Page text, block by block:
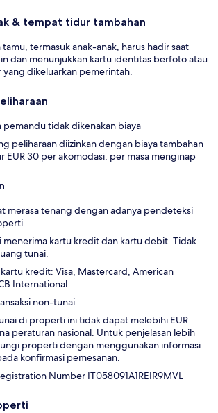
& tempat tidur tambahan
tamu, termasuk anak-anak, harus hadir saat
dan menunjukkan kartu identitas berfoto atau
yang dikeluarkan pemerintah.
pemandu tidak dikenakan biaya
peliharaan diizinkan dengan biaya tambahan
EUR 30 per akomodasi, per masa menginap
merasa tenang dengan adanya pendeteksi
menerima kartu kredit dan kartu debit. Tidak
tunai.
kredit: Visa, Mastercard, American
International
non-tunai.
di properti ini tidak dapat melebihi EUR
peraturan nasional. Untuk penjelasan lebih
properti dengan menggunakan informasi
konfirmasi pemesanan.
Number IT058091A1REIR9MVL